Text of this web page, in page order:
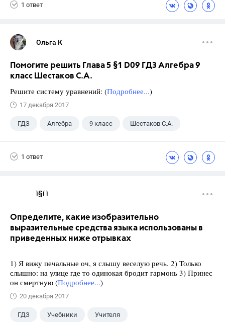
1 ответ
Ольга К
Помогите решить Глава 5 §1 D09 ГДЗ Алгебра 9
класс Шестаков С.А.
Решите систему уравнений: (Подробнее...)
17 декабря 2017
ГДЗ Алгебра 9 класс Шестаков С.А.
1 ответ
ì§í ì 
Определите, какие изобразительно
выразительные средства языка использованы в
приведенных ниже отрывках
1) Я вижу печальные оч, я слышу веселую речь. 2) Только
слышно: на улице где то одинокая бродит гармонь 3) Принес
он смертную (Подробнее...)
20 декабря 2017
ГДЗ Учебники Учителя